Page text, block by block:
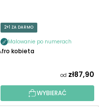
2+1 ZA DARMO
Malowanie po numerach
Afro kobieta
od zł87,90
WYBIERAĆ